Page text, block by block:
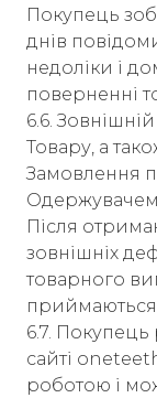
Покупець
днів
недоліки і
поверненні
6.6.
Товару, а
Замовлення
Одержувачем
Після
зовнішніх
товарного
6.7.
сайті
роботою і